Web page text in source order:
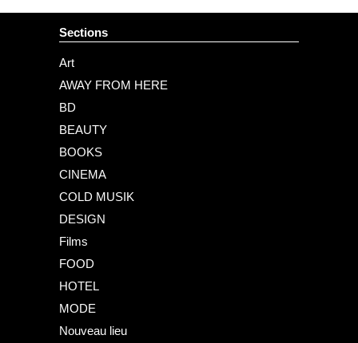
Sections
Art
AWAY FROM HERE
BD
BEAUTY
BOOKS
CINEMA
COLD MUSIK
DESIGN
Films
FOOD
HOTEL
MODE
Nouveau lieu